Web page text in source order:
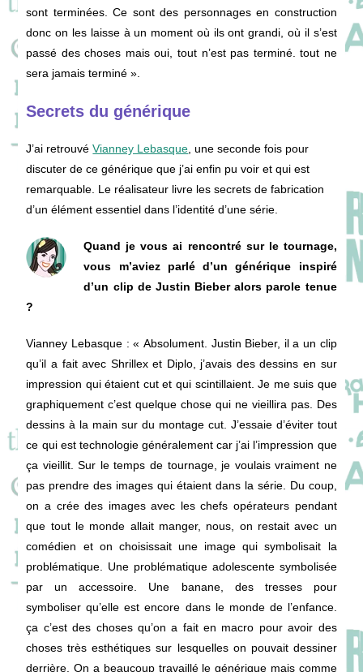
sont terminées. Ce sont des personnages en construction
donc on les laisse à un moment où ils ont grandi, où il s’est
passé des choses mais oui, tout n’est pas terminé. tout ne
sera jamais terminé ».
Secrets du générique
J’ai retrouvéVianney Lebasque, une seconde fois pour
discuter de ce générique que j’ai enfin pu voir et qui est
remarquable. Le réalisateur livre les secrets de fabrication
d’un élément essentiel dans l’identité d’une série.
Quand je vous ai rencontré sur le tournage,
vous m’aviez parlé d’un générique inspiré
d’un clip de Justin Bieber alors parole tenue
?
Vianney Lebasque : « Absolument. Justin Bieber, il a un clip
qu’il a fait avec Shrillex et Diplo, j’avais des dessins en sur
impression qui étaient cut et qui scintillaient. Je me suis que
graphiquement c’est quelque chose qui ne vieillira pas. Des
dessins à la main sur du montage cut. J’essaie d’éviter tout
ce qui est technologie généralement car j’ai l’impression que
ça vieillit. Sur le temps de tournage, je voulais vraiment ne
pas prendre des images qui étaient dans la série. Du coup,
on a crée des images avec les chefs opérateurs pendant
que tout le monde allait manger, nous, on restait avec un
comédien et on choisissait une image qui symbolisait la
problématique. Une problématique adolescente symbolisée
par un accessoire. Une banane, des tresses pour
symboliser qu’elle est encore dans le monde de l’enfance.
ça c’est des choses qu’on a fait en macro pour avoir des
choses très esthétiques sur lesquelles on pouvait dessiner
derrière. On a beaucoup travaillé le générique mais comme